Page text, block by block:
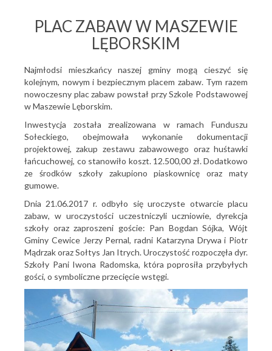
PLAC ZABAW W MASZEWIE
LĘBORSKIM
Najmłodsi mieszkańcy naszej gminy mogą cieszyć się
kolejnym, nowym i bezpiecznym placem zabaw. Tym razem
nowoczesny plac zabaw powstał przy Szkole Podstawowej
w Maszewie Lęborskim.
Inwestycja została zrealizowana w ramach Funduszu
Sołeckiego, obejmowała wykonanie dokumentacji
projektowej, zakup zestawu zabawowego oraz huśtawki
łańcuchowej, co stanowiło koszt. 12.500,00 zł. Dodatkowo
ze środków szkoły zakupiono piaskownicę oraz maty
gumowe.
Dnia 21.06.2017 r. odbyło się uroczyste otwarcie placu
zabaw, w uroczystości uczestniczyli uczniowie, dyrekcja
szkoły oraz zaproszeni goście: Pan Bogdan Sójka, Wójt
Gminy Cewice Jerzy Pernal, radni Katarzyna Drywa i Piotr
Mądrzak oraz Sołtys Jan Itrych. Uroczystość rozpoczęła dyr.
Szkoły Pani Iwona Radomska, która poprosiła przybyłych
gości, o symboliczne przecięcie wstęgi.